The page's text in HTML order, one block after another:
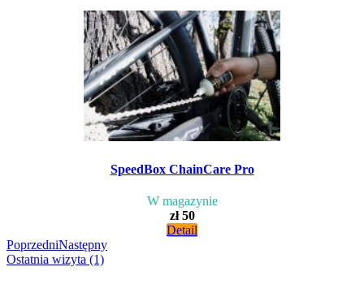
SpeedBox ChainCare Pro
W magazynie
zł 50
Detail
PoprzedniNastępny
Ostatnia wizyta (1)